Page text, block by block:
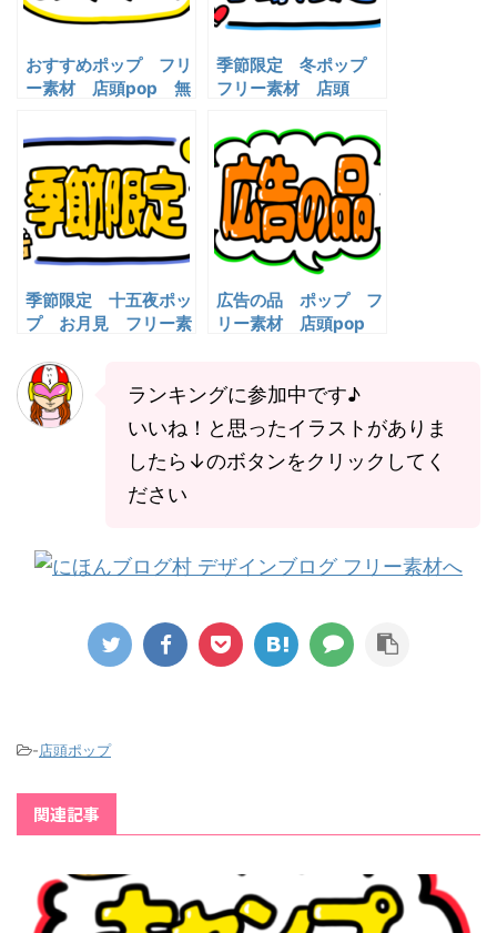
おすすめポップ フリ
ー素材 店頭pop 無
季節限定 冬ポップ
フリー素材 店頭
季節限定 十五夜ポッ
プ お月見 フリー素
ラスト
広告の品 ポップ フ
リー素材 店頭pop
ランキングに参加中です♪
いいね！と思ったイラストがありま
したら↓のボタンをクリックしてく
ださい
-店頭ポップ
関連記事